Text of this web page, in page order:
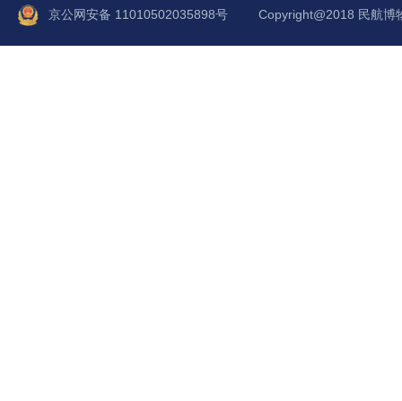
京公网安备 11010502035898号
Copyright@2018 民航博